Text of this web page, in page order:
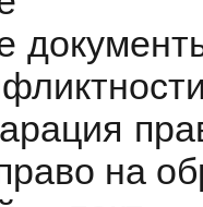
на